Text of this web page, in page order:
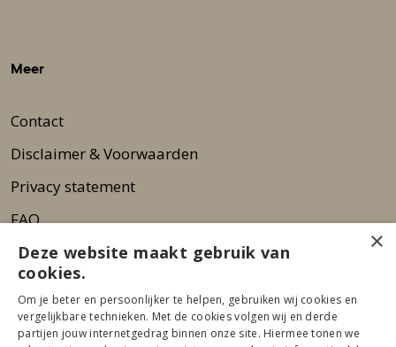
Meer
Contact
Disclaimer & Voorwaarden
Privacy statement
FAQ
Wie zijn wij?
Nieuwsbrief
Pers
×
Deze website maakt gebruik van
cookies.
Om je beter en persoonlijker te helpen, gebruiken wij cookies en
vergelijkbare technieken. Met de cookies volgen wij en derde
partijen jouw internetgedrag binnen onze site. Hiermee tonen we